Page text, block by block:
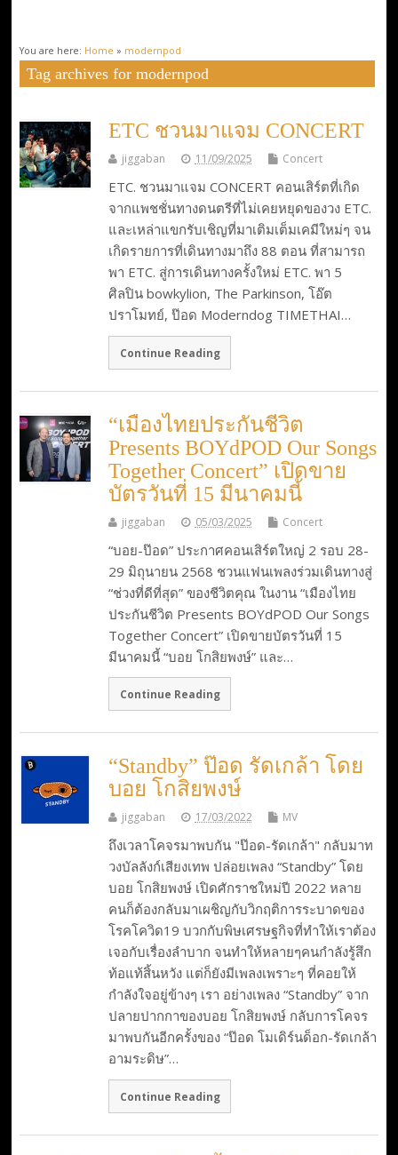
You are here: Home » modernpod
Tag archives for modernpod
ETC ชวนมาแจม CONCERT
jiggaban 11/09/2025 Concert
ETC. ชวนมาแจม CONCERT คอนเสิร์ตที่เกิด
จากแพชชั่นทางดนตรีที่ไม่เคยหยุดของวง ETC.
และเหล่าแขกรับเชิญที่มาเติมเต็มเคมีใหม่ๆ จน
เกิดรายการที่เดินทางมาถึง 88 ตอน ที่สามารถ
พา ETC. สู่การเดินทางครั้งใหม่ ETC. พา 5
ศิลปิน bowkylion, The Parkinson, โอ๊ต
ปราโมทย์, ป๊อด Moderndog TIMETHAI…
Continue Reading
“เมืองไทยประกันชีวิต
Presents BOYdPOD Our Songs
Together Concert” เปิดขาย
บัตรวันที่ 15 มีนาคมนี้
jiggaban 05/03/2025 Concert
“บอย-ป๊อด” ประกาศคอนเสิร์ตใหญ่ 2 รอบ 28-
29 มิถุนายน 2568 ชวนแฟนเพลงร่วมเดินทางสู่
“ช่วงที่ดีที่สุด” ของชีวิตคุณ ในงาน “เมืองไทย
ประกันชีวิต Presents BOYdPOD Our Songs
Together Concert” เปิดขายบัตรวันที่ 15
มีนาคมนี้ “บอย โกสิยพงษ์” และ…
Continue Reading
“Standby” ป๊อด รัดเกล้า โดย
บอย โกสิยพงษ์
jiggaban 17/03/2022 MV
ถึงเวลาโคจรมาพบกัน "ป๊อด-รัดเกล้า" กลับมาท
วงบัลลังก์เสียงเทพ ปล่อยเพลง “Standby” โดย
บอย โกสิยพงษ์ เปิดศักราชใหม่ปี 2022 หลาย
คนก็ต้องกลับมาเผชิญกับวิกฤติการระบาดของ
โรคโควิด19 บวกกับพิษเศรษฐกิจที่ทำให้เราต้อง
เจอกับเรื่องลำบาก จนทำให้หลายๆคนกำลังรู้สึก
ท้อแท้สิ้นหวัง แต่ก็ยังมีเพลงเพราะๆ ที่คอยให้
กำลังใจอยู่ข้างๆ เรา อย่างเพลง “Standby” จาก
ปลายปากกาของบอย โกสิยพงษ์ กลับการโคจร
มาพบกันอีกครั้งของ “ป๊อด โมเดิร์นด็อก-รัดเกล้า
อามระดิษ”…
Continue Reading